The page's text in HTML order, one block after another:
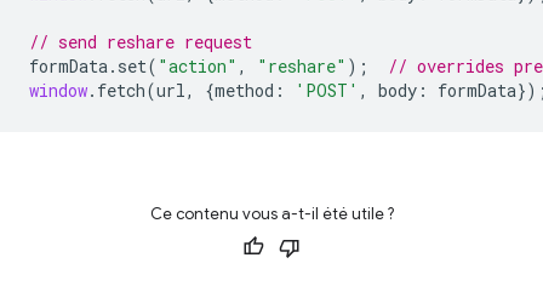
// send reshare request
formData. set( "action" , "reshare" );
// overrides
window. fetch(url, {method : 'POST' , body : formData
Ce contenu vous a-t-il été utile ?